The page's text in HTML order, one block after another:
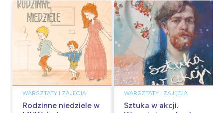
WARSZTATY I ZAJĘCIA
Rodzinne niedziele w
WARSZTATY I ZAJĘCIA
Sztuka w akcji.